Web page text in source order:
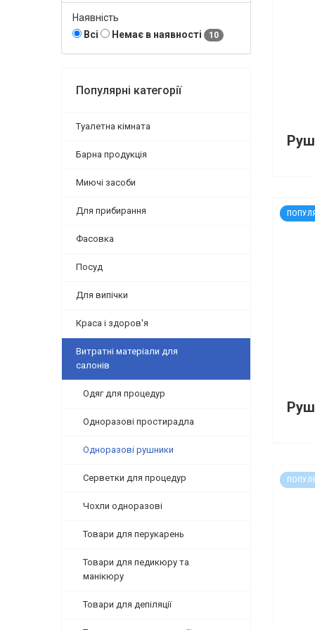
Наявність
Всі
Немає в наявності 10
Популярні категорії
Туалетна кімната
Барна продукція
Миючі засоби
Для прибирання
Фасовка
Посуд
Для випічки
Краса і здоров'я
Витратні матеріали для
салонів
Одяг для процедур
Одноразові простирадла
Одноразові рушники
Серветки для процедур
Чохли одноразові
Товари для перукарень
Товари для педикюру та
манікюру
Товари для депіляції
код:
код: